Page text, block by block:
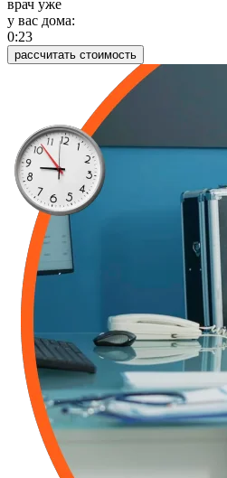
врач уже
у вас дома:
0:23
рассчитать стоимость